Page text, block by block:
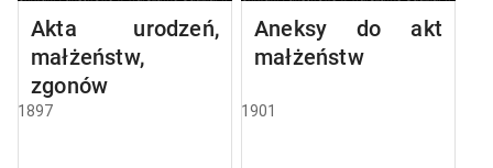
Akta urodzeń,
małżeństw,
zgonów
1897
Aneksy do akt
małżeństw
1901